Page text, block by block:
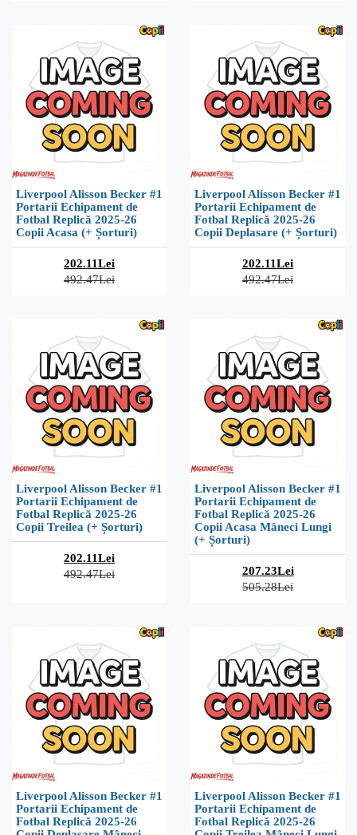
Liverpool Alisson Becker #1
Portarii Echipament de
Fotbal Replică 2025-26
Copii Acasa (+ Șorturi)
202.11Lei
492.47Lei
Liverpool Alisson Becker #1
Portarii Echipament de
Fotbal Replică 2025-26
Copii Deplasare (+ Șorturi)
202.11Lei
492.47Lei
Liverpool Alisson Becker #1
Portarii Echipament de
Fotbal Replică 2025-26
Copii Treilea (+ Șorturi)
202.11Lei
492.47Lei
Liverpool Alisson Becker #1
Portarii Echipament de
Fotbal Replică 2025-26
Copii Acasa Mâneci Lungi
(+ Șorturi)
207.23Lei
505.28Lei
Liverpool Alisson Becker #1
Portarii Echipament de
Fotbal Replică 2025-26
Liverpool Alisson Becker #1
Portarii Echipament de
Fotbal Replică 2025-26